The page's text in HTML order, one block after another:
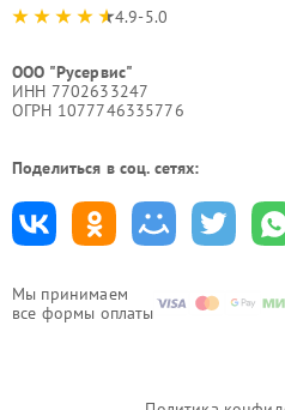
Мы принимаем
все формы оплаты
4.9-5.0
ООО "Русервис"
ИНН 7702633247
ОГРН 1077746335776
Поделиться в соц. сетях: